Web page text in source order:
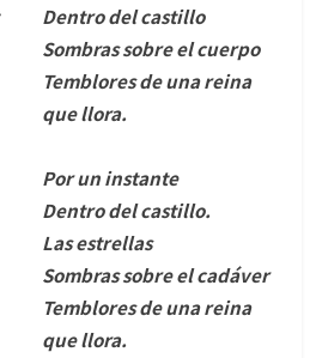
Dentro del castillo
Sombras sobre el cuerpo
Temblores de una reina
que llora.
Por un instante
Dentro del castillo.
Las estrellas
Sombras sobre el cadáver
Temblores de una reina
que llora.